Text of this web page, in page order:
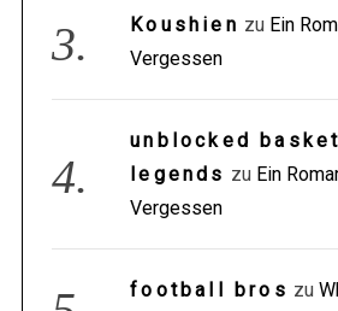
Koushien zu Ein
Vergessen
unblocked
legends zu Ein
Vergessen
football bros zu